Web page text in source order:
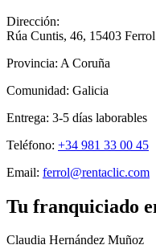
Dirección:
Rúa Cuntis, 46, 15403 Ferrol
Provincia: A Coruña
Comunidad: Galicia
Entrega: 3-5 días laborables
Teléfono: +34 981 33 00 45
Email: ferrol@rentaclic.com
Tu franquiciado
Claudia Hernández Muñoz